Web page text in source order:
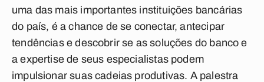
uma das mais importantes instituições bancárias
do país, é a chance de se conectar, antecipar
tendências e descobrir se as soluções do banco e
a expertise de seus especialistas podem
impulsionar suas cadeias produtivas. A palestra